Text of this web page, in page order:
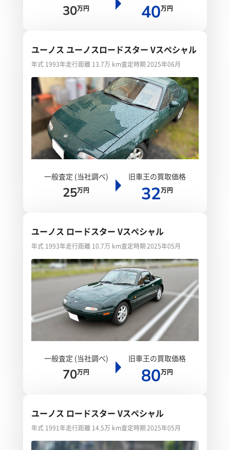
30万円 40万円
ユーノス ユーノスロードスター Vスペシャル
年式 1993年走行距離 13.7万 km査定時期 2025年06月
一般査定 (当社調べ)
25万円
旧車王の買取価格
32万円
ユーノス ロードスター Vスペシャル
年式 1993年走行距離 10.7万 km査定時期 2025年05月
一般査定 (当社調べ)
70万円
旧車王の買取価格
80万円
ユーノス ロードスター Vスペシャル
年式 1991年走行距離 14.5万 km査定時期 2025年05月